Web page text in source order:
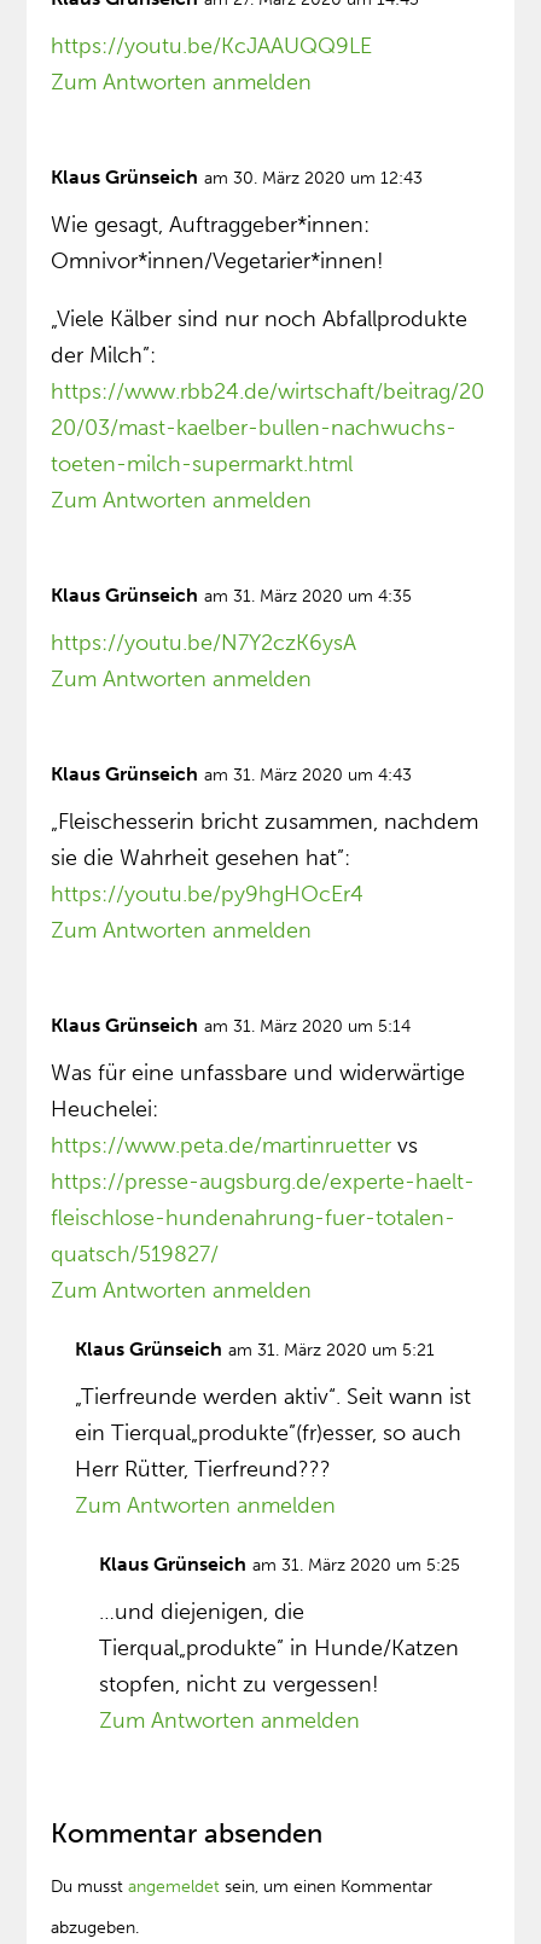
https://youtu.be/KcJAAUQQ9LE
Zum Antworten anmelden
Klaus Grünseich am 30. März 2020 um 12:43
Wie gesagt, Auftraggeber*innen:
Omnivor*innen/Vegetarier*innen!
„Viele Kälber sind nur noch Abfallprodukte
der Milch”:
https://www.rbb24.de/wirtschaft/beitrag/20
20/03/mast-kaelber-bullen-nachwuchs-
toeten-milch-supermarkt.html
Zum Antworten anmelden
Klaus Grünseich am 31. März 2020 um 4:35
https://youtu.be/N7Y2czK6ysA
Zum Antworten anmelden
Klaus Grünseich am 31. März 2020 um 4:43
„Fleischesserin bricht zusammen, nachdem
sie die Wahrheit gesehen hat”:
https://youtu.be/py9hgHOcEr4
Zum Antworten anmelden
Klaus Grünseich am 31. März 2020 um 5:14
Was für eine unfassbare und widerwärtige
Heuchelei:
https://www.peta.de/martinruetter vs
https://presse-augsburg.de/experte-haelt-
fleischlose-hundenahrung-fuer-totalen-
quatsch/519827/
Zum Antworten anmelden
Klaus Grünseich am 31. März 2020 um 5:21
„Tierfreunde werden aktiv“. Seit wann ist
ein Tierqual„produkte”(fr)esser, so auch
Herr Rütter, Tierfreund???
Zum Antworten anmelden
Klaus Grünseich am 31. März 2020 um 5:25
…und diejenigen, die
Tierqual„produkte” in Hunde/Katzen
stopfen, nicht zu vergessen!
Zum Antworten anmelden
Kommentar absenden
Du musstangemeldet sein, um einen Kommentar
abzugeben.